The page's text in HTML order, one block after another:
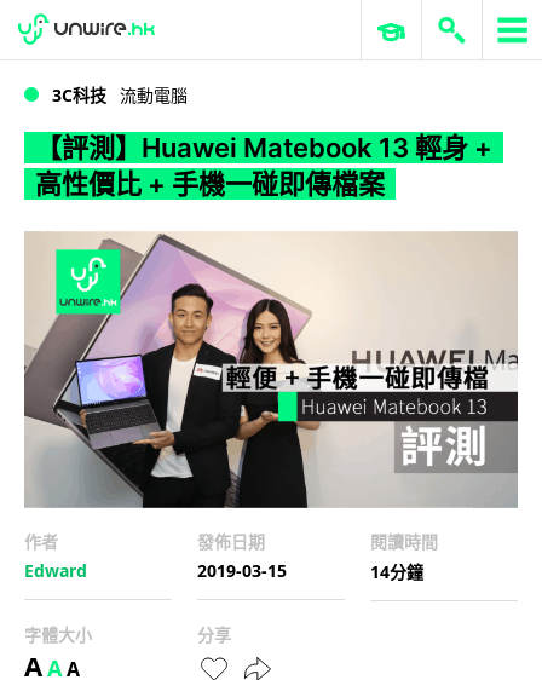
WWDC 2026 ERP 與商業 AI
3C科技 流動電腦
【評測】Huawei Matebook 13 輕身 +
高性價比 + 手機一碰即傳檔案
作者
Edward
發佈日期
2019-03-15
閱讀時間
14分鐘
字體大小
AAA
分享